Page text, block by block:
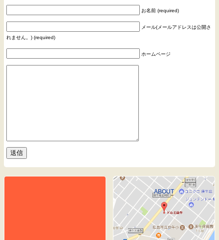
お名前 (required)
メール(メールアドレスは公開さ
れません。) (required)
ホームページ
ABOUT